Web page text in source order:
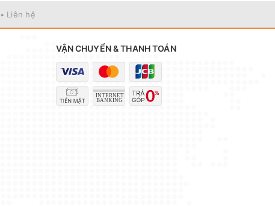
• Liên hệ
VẬN CHUYỂN & THANH TOÁN